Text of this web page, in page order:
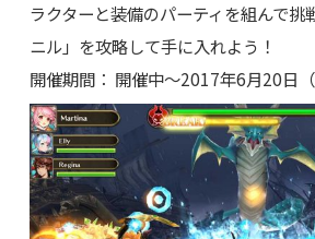
ラクターと装備のパーティを組んで挑
ニル」を攻略して手に入れよう！
開催期間： 開催中～2017年6月20日